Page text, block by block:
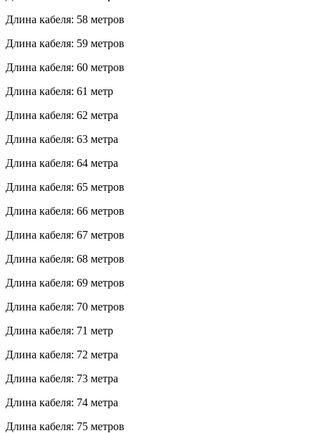
Длина кабеля: 58 метров
Длина кабеля: 59 метров
Длина кабеля: 60 метров
Длина кабеля: 61 метр
Длина кабеля: 62 метра
Длина кабеля: 63 метра
Длина кабеля: 64 метра
Длина кабеля: 65 метров
Длина кабеля: 66 метров
Длина кабеля: 67 метров
Длина кабеля: 68 метров
Длина кабеля: 69 метров
Длина кабеля: 70 метров
Длина кабеля: 71 метр
Длина кабеля: 72 метра
Длина кабеля: 73 метра
Длина кабеля: 74 метра
Длина кабеля: 75 метров